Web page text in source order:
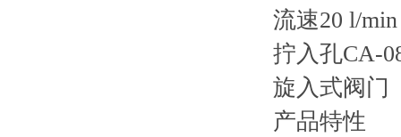
流速20 l/
拧入孔CA-
旋入式阀门
产品特性